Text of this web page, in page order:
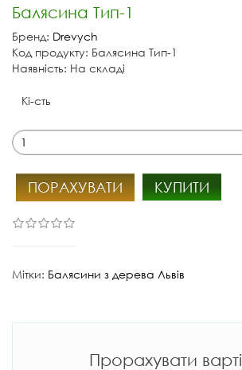
Балясина Тип-1
Бренд: Drevych
Код продукту: Балясина Тип-1
Наявність: На складі
Кі-сть
ПОРАХУВАТИ КУПИТИ
Мітки: Балясини з дерева Львів
Прорахувати